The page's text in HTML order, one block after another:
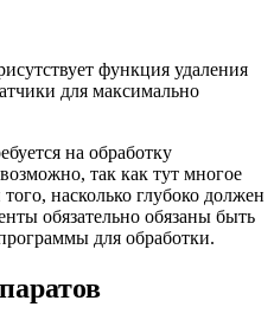
функция удаления
для максимально
на обработку
так как тут многое
насколько глубоко должен
обязательно обязаны быть
для обработки.